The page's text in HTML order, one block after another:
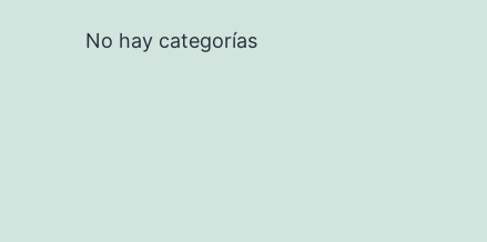
No hay categorías